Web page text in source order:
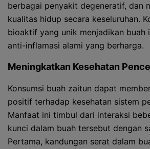
berbagai penyakit degeneratif, dan
kualitas hidup secara keseluruhan.
bioaktif yang unik menjadikan buah
anti-inflamasi alami yang berharga.
Meningkatkan Kesehatan
Konsumsi buah zaitun dapat
positif terhadap kesehatan sistem
Manfaat ini timbul dari interaksi
kunci dalam buah tersebut dengan
Pertama, kandungan serat dalam